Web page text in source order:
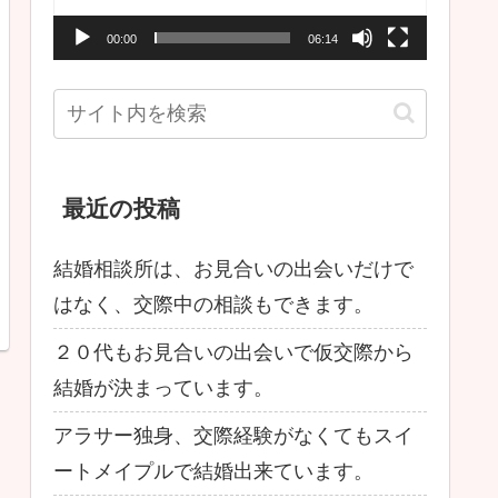
00:00 06:14
最近の投稿
結婚相談所は、お見合いの出会いだけで
はなく、交際中の相談もできます。
２０代もお見合いの出会いで仮交際から
結婚が決まっています。
アラサー独身、交際経験がなくてもスイ
ートメイプルで結婚出来ています。